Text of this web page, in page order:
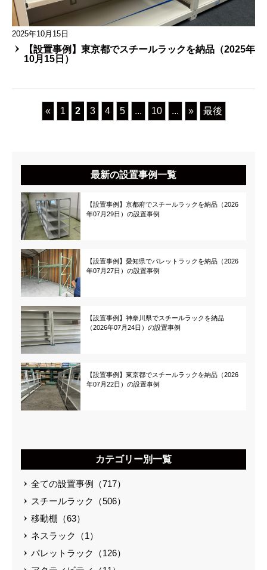
2025年10月15日
【設置事例】東京都でスチールラックを納品（2025年
10月15日）
« 1 2 3 4 5 ... 10 ... » 最後
最新の設置事例一覧
【設置事例】京都府でスチールラックを納品（2026
年07月29日）の設置事例
【設置事例】愛知県でパレットラックを納品（2026
年07月27日）の設置事例
【設置事例】神奈川県でスチールラックを納品
（2026年07月24日）の設置事例
【設置事例】東京都でスチールラックを納品（2026
年07月22日）の設置事例
カテゴリー別一覧
全ての設置事例（717）
スチールラック（506）
移動棚（63）
ネスラック（1）
パレットラック（126）